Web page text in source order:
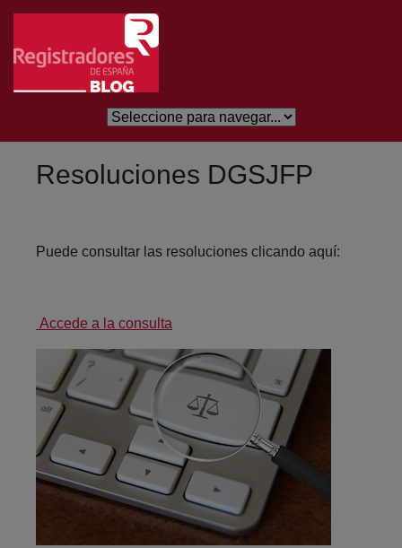
Skip to Main Content
Resoluciones DGSJFP
Puede consultar las resoluciones clicando aquí:
Accede a la consulta